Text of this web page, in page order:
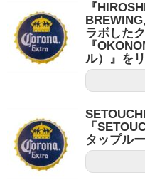
『
ラボした
『
ル）』を
「
タップル